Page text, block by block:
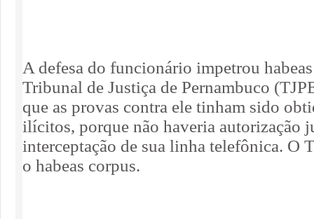
A defesa do funcionário impetrou
Tribunal de Justiça de Pernambuco
que as provas contra ele tinham sido
ilícitos, porque não haveria autorização
interceptação de sua linha telefônica. O
o habeas corpus.